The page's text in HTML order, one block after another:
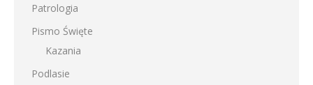
Patrologia
Pismo Święte
Kazania
Podlasie